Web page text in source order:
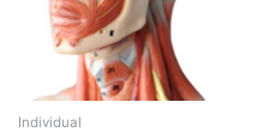
Individual